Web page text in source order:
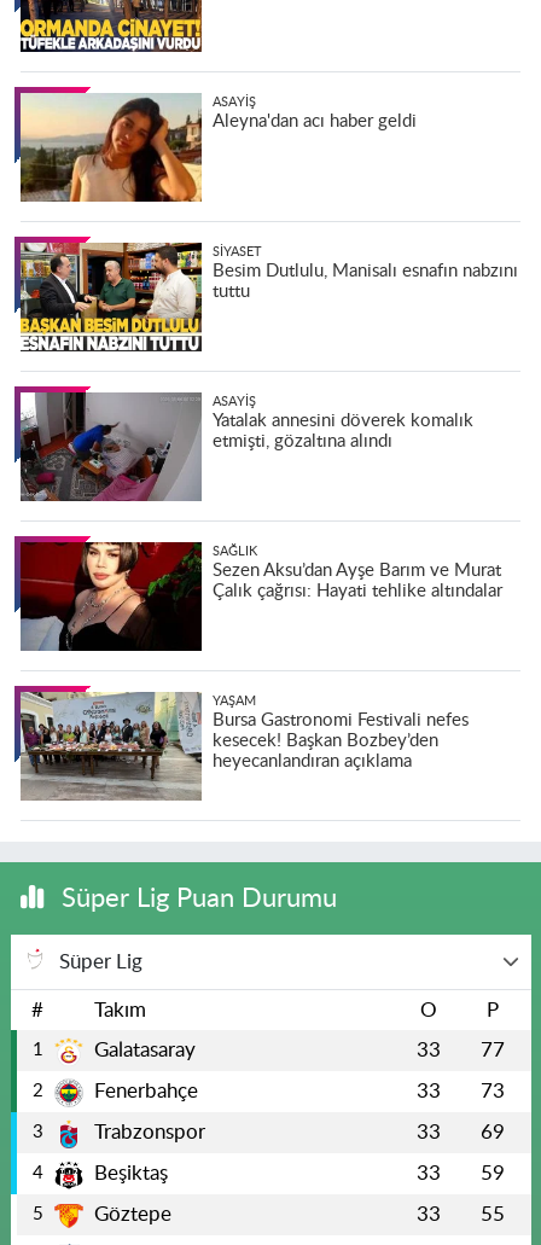
ASAYIŞ
Aleyna'dan acı haber geldi
SIYASET
Besim Dutlulu, Manisalı esnafın nabzını
tuttu
ASAYIŞ
Yatalak annesini döverek komalık
etmişti, gözaltına alındı
SAĞLIK
Sezen Aksu’dan Ayşe Barım ve Murat
Çalık çağrısı: Hayati tehlike altındalar
YAŞAM
Bursa Gastronomi Festivali nefes
kesecek! Başkan Bozbey’den
heyecanlandıran açıklama
Süper Lig Puan Durumu
Süper Lig
# Takım O P
1 Galatasaray 33 77
2 Fenerbahçe 33 73
3 Trabzonspor 33 69
4 Beşiktaş 33 59
5 Göztepe 33 55